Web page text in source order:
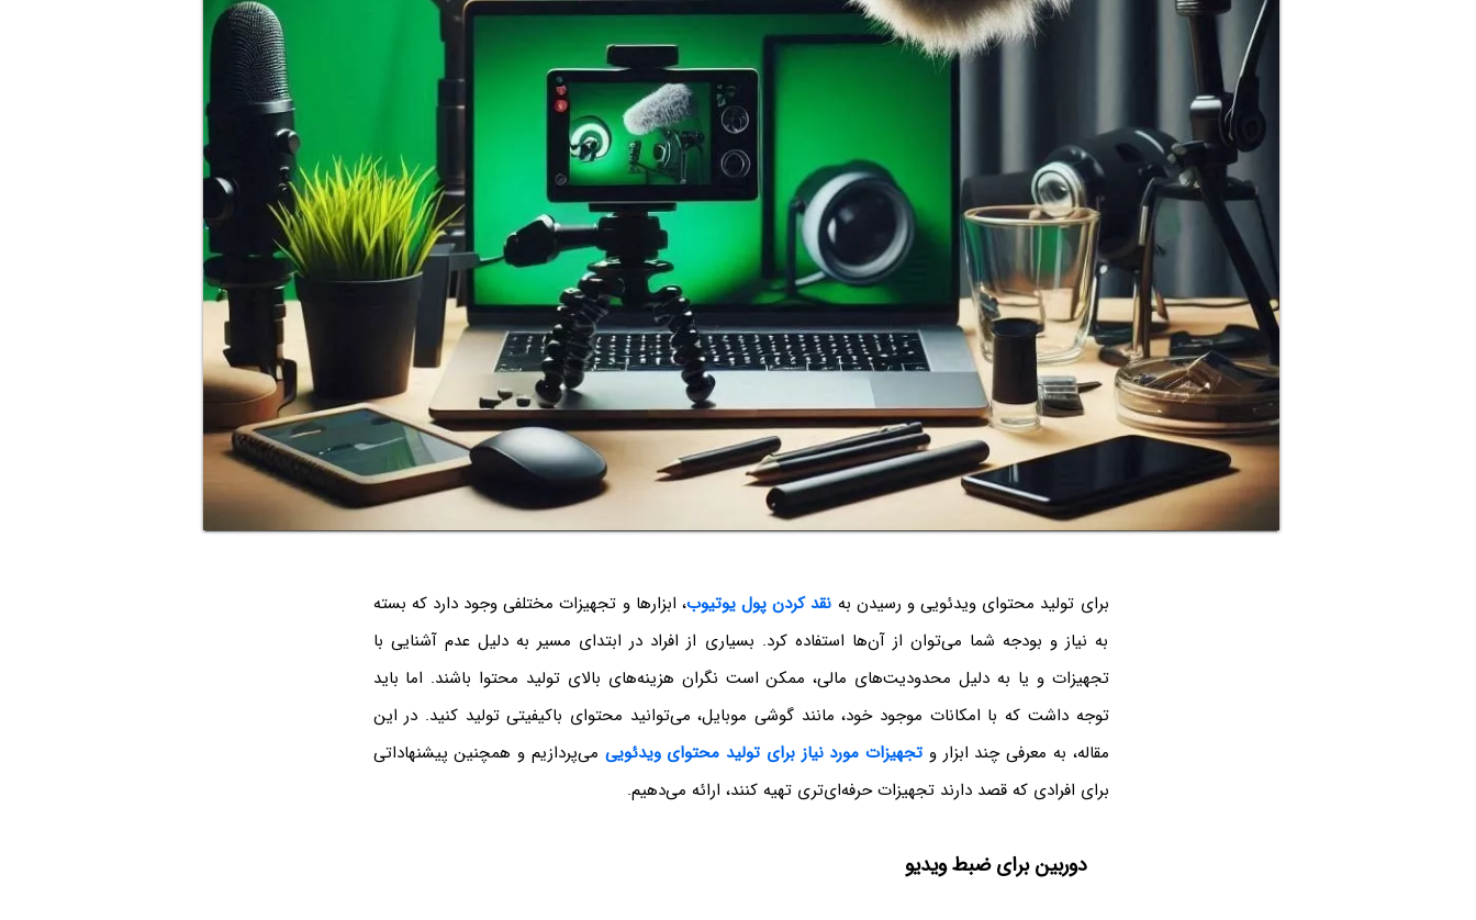
برای تولید محتوای ویدئویی و رسیدن به نقد کردن پول یوتیوب، ابزارها و تجهیزات مختلفی وجود دارد که بسته
به نیاز و بودجه شما می‌توان از آن‌ها استفاده کرد. بسیاری از افراد در ابتدای مسیر به دلیل عدم آشنایی با
تجهیزات و یا به دلیل محدودیت‌های مالی، ممکن است نگران هزینه‌های بالای تولید محتوا باشند. اما باید
توجه داشت که با امکانات موجود خود، مانند گوشی موبایل، می‌توانید محتوای باکیفیتی تولید کنید. در این
مقاله، به معرفی چند ابزار و تجهیزات مورد نیاز برای تولید محتوای ویدئویی می‌پردازیم و همچنین پیشنهاداتی
برای افرادی که قصد دارند تجهیزات حرفه‌ای‌تری تهیه کنند، ارائه می‌دهیم.
دوربین برای ضبط ویدیو